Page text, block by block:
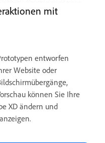
mit
entworfen
Website oder
können Sie Ihre
XD ändern und